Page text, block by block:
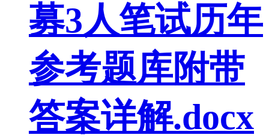
募3人笔试历年
参考题库附带
答案详解.docx